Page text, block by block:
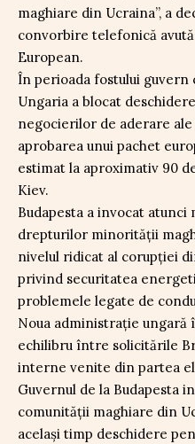
maghiare din Ucraina”, a
convorbire telefonică
European.
În perioada fostului guvern
Ungaria a blocat
negocierilor de aderare
aprobarea unui pachet
estimat la aproximativ 90
Kiev.
Budapesta a invocat
drepturilor minorității
nivelul ridicat al corupției
privind securitatea
problemele legate de
Noua administrație ungară
echilibru între solicitările
interne venite din partea
Guvernul de la Budapesta
comunității maghiare din
același timp deschidere